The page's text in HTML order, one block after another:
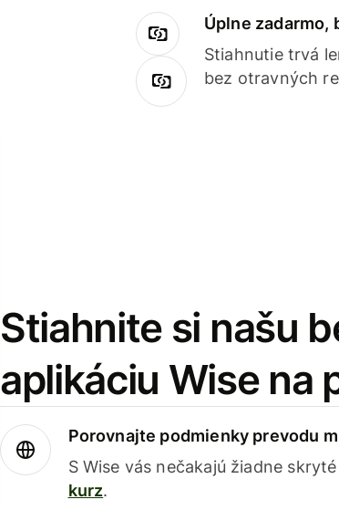
Úplne zadarmo,
Stiahnutie trvá
bez otravných
Stiahnite si našu
aplikáciu Wise na
Porovnajte podmienky prevodu
S Wise vás nečakajú žiadne
kurz.